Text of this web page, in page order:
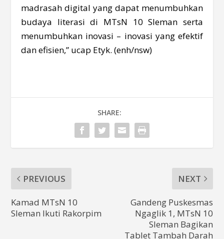
madrasah digital yang dapat menumbuhkan
budaya literasi di MTsN 10 Sleman serta
menumbuhkan inovasi – inovasi yang efektif
dan efisien,” ucap Etyk. (enh/nsw)
SHARE:
PREVIOUS
Kamad MTsN 10
Sleman Ikuti Rakorpim
NEXT
Gandeng Puskesmas
Ngaglik 1, MTsN 10
Sleman Bagikan
Tablet Tambah Darah